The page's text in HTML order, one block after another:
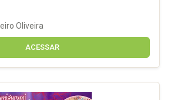
Oliveira
ACESSAR